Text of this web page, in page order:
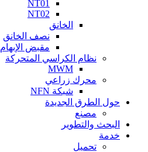
NT01
NT02
الخانق
نصف الخانق
مقبض الإبهام
نظام الكراسي المتحركة
MWM
محرك زراعي
شبكة NFN
حول الطرق الجديدة
مصنع
البحث والتطوير
خدمة
تحميل